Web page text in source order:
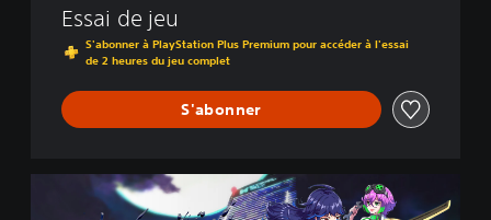
Essai de jeu
S'abonner à PlayStation Plus Premium pour accéder à l'essai
de 2 heures du jeu complet
S'abonner